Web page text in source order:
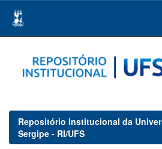
navigation
Repositório Institucional da
Sergipe - RI/UFS